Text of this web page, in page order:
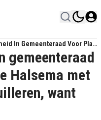
In Gemeenteraad Voor Plan
Met Proef Preventief
'stigmatiserend!'
gemeenteraad
Halsema met
want